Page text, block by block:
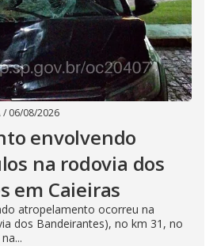
/ 06/08/2026
envolvendo
na rodovia dos
em Caieiras
atropelamento ocorreu na
dos Bandeirantes), no km 31, no